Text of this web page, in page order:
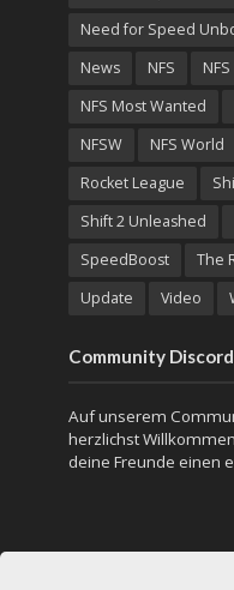
Need for Speed
News
NFS
NFS Most Wanted
NFSW
NFS World
Rocket League
Shift 2 Unleashed
SpeedBoost
The
Update
Video
Community Discord
Auf unserem
herzlichst
deine Freunde einen